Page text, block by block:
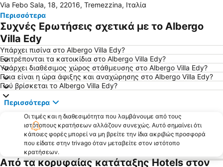
Lago di Lugano
Στάδιο Τζουζέπε Σινιγκάλια
Duomo
Monterosso
Intra
Via Febo Sala, 18, 22016, Tremezzina, Ιταλία
Περισσότερα
Συχνές Ερωτήσεις σχετικά με το Albergo
Villa Edy
Υπάρχει πισίνα στο Albergo Villa Edy?
Επιτρέπονται τα κατοικίδια στο Albergo Villa Edy?
Υπάρχει διαθέσιμος χώρος στάθμευσης στο Albergo Villa Edy?
Ποια είναι η ώρα άφιξης και αναχώρησης στο Albergo Villa Edy?
Πού βρίσκεται το Albergo Villa Edy?
Περισσότερα
Οι τιμές και η διαθεσιμότητα που λαμβάνουμε από τους
ιστότοπους κρατήσεων αλλάζουν συνεχώς. Αυτό σημαίνει ότι
κάποιες φορές μπορεί να μη βρείτε την ίδια ακριβώς προσφορά
που είδατε στην trivago όταν μεταβείτε στον ιστότοπο
κρατήσεων.
Από τα κορυφαίας κατάταξης Hotels στον